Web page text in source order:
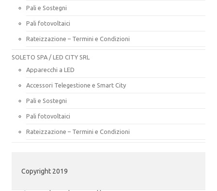
Pali e Sostegni
Pali fotovoltaici
Rateizzazione – Termini e Condizioni
SOLETO SPA / LED CITY SRL
Apparecchi a LED
Accessori Telegestione e Smart City
Pali e Sostegni
Pali fotovoltaici
Rateizzazione – Termini e Condizioni
Copyright 2019